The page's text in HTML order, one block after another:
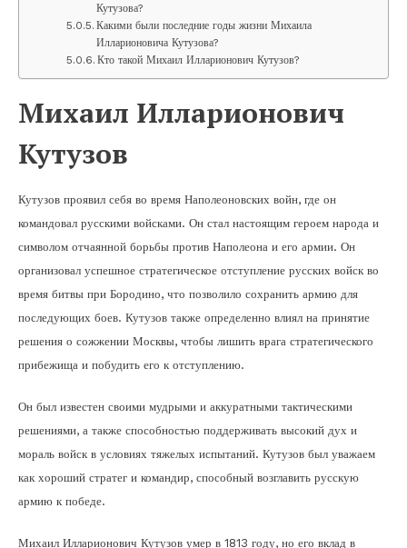
Кутузова?
Какими были последние годы жизни Михаила
Илларионовича Кутузова?
Кто такой Михаил Илларионович Кутузов?
Михаил Илларионович
Кутузов
Кутузов проявил себя во время Наполеоновских войн, где он
командовал русскими войсками. Он стал настоящим героем народа и
символом отчаянной борьбы против Наполеона и его армии. Он
организовал успешное стратегическое отступление русских войск во
время битвы при Бородино, что позволило сохранить армию для
последующих боев. Кутузов также определенно влиял на принятие
решения о сожжении Москвы, чтобы лишить врага стратегического
прибежища и побудить его к отступлению.
Он был известен своими мудрыми и аккуратными тактическими
решениями, а также способностью поддерживать высокий дух и
мораль войск в условиях тяжелых испытаний. Кутузов был уважаем
как хороший стратег и командир, способный возглавить русскую
армию к победе.
Михаил Илларионович Кутузов умер в 1813 году, но его вклад в